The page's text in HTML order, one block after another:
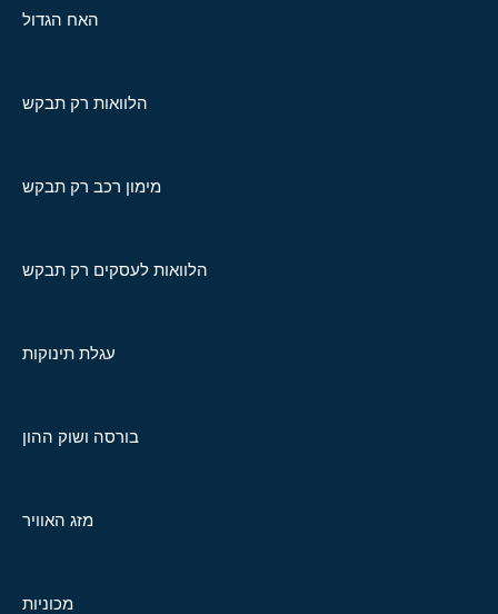
האח הגדול
הלוואות רק תבקש
מימון רכב רק תבקש
הלוואות לעסקים רק תבקש
עגלת תינוקות
בורסה ושוק ההון
מזג האוויר
מכוניות